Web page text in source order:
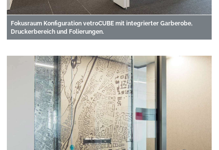
Fokusraum Konfiguration vetroCUBE mit integrierter Garberobe,
Druckerbereich und Folierungen.